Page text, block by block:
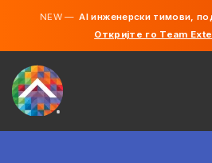
NEW —AI инженерски тимови,
Откријте го Team